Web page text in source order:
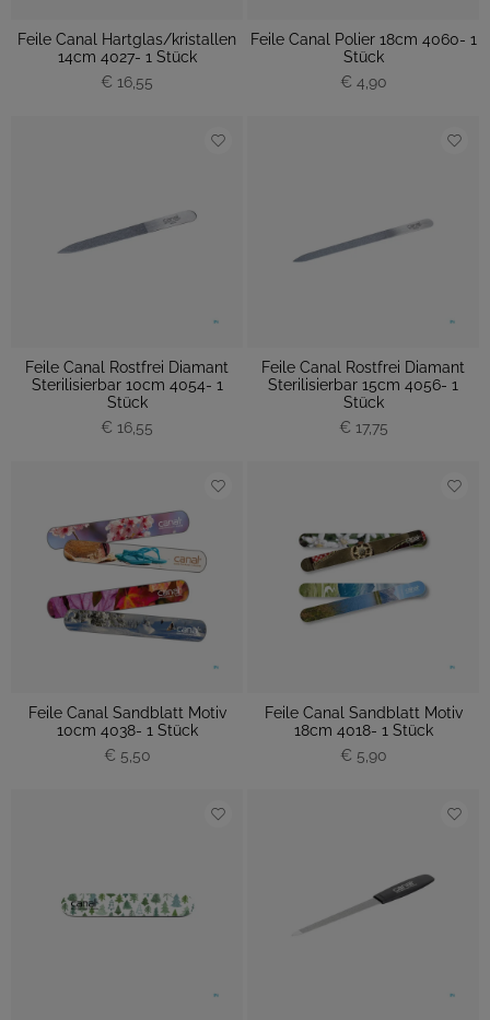
Feile Canal Hartglas/kristallen
14cm 4027- 1 Stück
€ 16,55
Feile Canal Polier 18cm 4060- 1
Stück
€ 4,90
Feile Canal Rostfrei Diamant
Sterilisierbar 10cm 4054- 1
Stück
€ 16,55
Feile Canal Rostfrei Diamant
Sterilisierbar 15cm 4056- 1
Stück
€ 17,75
Feile Canal Sandblatt Motiv
10cm 4038- 1 Stück
€ 5,50
Feile Canal Sandblatt Motiv
18cm 4018- 1 Stück
€ 5,90